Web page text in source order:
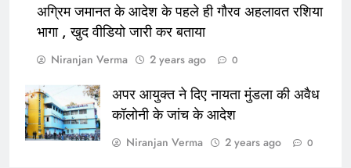
अग्रिम जमानत के आदेश के पहले ही गौरव अहलावत रशिया
भागा , खुद वीडियो जारी कर बताया
Niranjan Verma 2 years ago 0
अपर आयुक्त ने दिए नायता मुंडला की अवैध
कॉलोनी के जांच के आदेश
Niranjan Verma 2 years ago 0